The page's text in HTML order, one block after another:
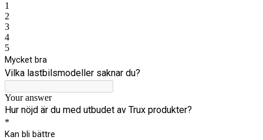
1
2
3
4
5
Mycket bra
Vilka lastbilsmodeller saknar du?
Your answer
Hur nöjd är du med utbudet av Trux produkter?
*
Kan bli bättre